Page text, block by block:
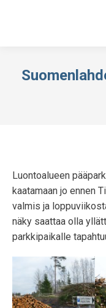
Luontoalueen
kaatamaan jo ennen
valmis ja
näky saattaa olla
parkkipaikalle